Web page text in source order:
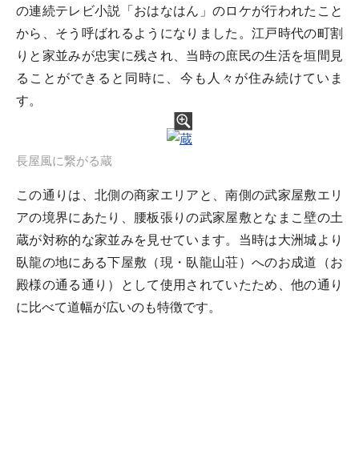
の連続テレビ小説「おはなはん」のロケが行われたこと
から、そう呼ばれるようになりました。江戸時代の町割
りと家並みが忠実に残され、当時の庶民の生活を垣間見
ることができると同時に、今も人々が住み続けていま
す。
長屋風に繋がる蔵
この通りは、北側の商家エリアと、南側の武家屋敷エリ
アの境界にあたり、腰板張りの武家屋敷となまこ壁の土
蔵が対称的な家並みを見せています。当時は大洲城より
臥龍の地にある下屋敷（現・臥龍山荘）へのお成道（お
殿様の通る通り）として使用されていたため、他の通り
に比べて道幅が広いのも特徴です。